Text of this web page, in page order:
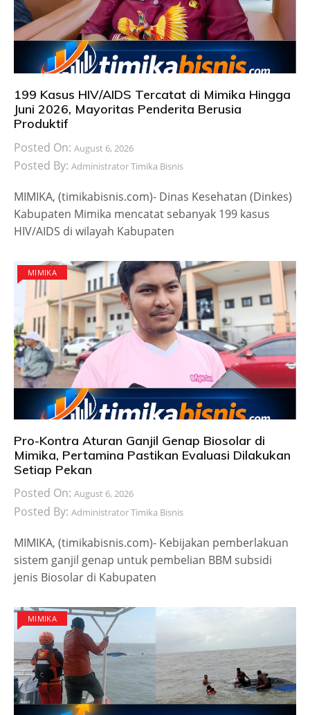
199 Kasus HIV/AIDS Tercatat di Mimika Hingga
Juni 2026, Mayoritas Penderita Berusia
Produktif
Posted On: August 6, 2026
Posted By: Administrator Timika Bisnis
MIMIKA, (timikabisnis.com)- Dinas Kesehatan (Dinkes)
Kabupaten Mimika mencatat sebanyak 199 kasus
HIV/AIDS di wilayah Kabupaten
MIMIKA
Pro-Kontra Aturan Ganjil Genap Biosolar di
Mimika, Pertamina Pastikan Evaluasi Dilakukan
Setiap Pekan
Posted On: August 6, 2026
Posted By: Administrator Timika Bisnis
MIMIKA, (timikabisnis.com)- Kebijakan pemberlakuan
sistem ganjil genap untuk pembelian BBM subsidi
jenis Biosolar di Kabupaten
MIMIKA